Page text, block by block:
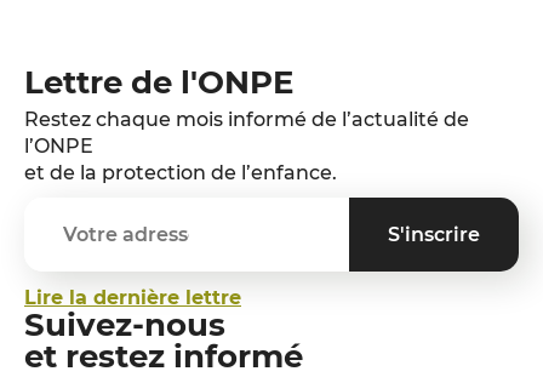
Lettre de l'ONPE
Restez chaque mois informé de l’actualité de
l’ONPE
et de la protection de l’enfance.
Lire la dernière lettre
Suivez-nous
et restez informé